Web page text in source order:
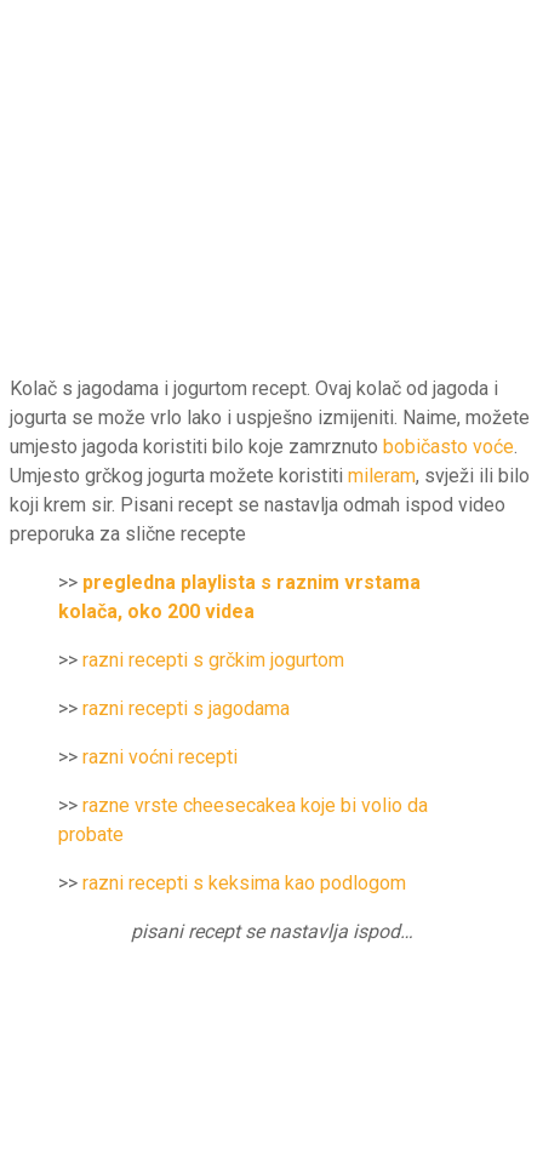
Kolač s jagodama i jogurtom recept. Ovaj kolač od jagoda i
jogurta se može vrlo lako i uspješno izmijeniti. Naime, možete
umjesto jagoda koristiti bilo koje zamrznuto bobičasto voće
Umjesto grčkog jogurta možete koristiti mileram, svježi ili bilo
koji krem sir. Pisani recept se nastavlja odmah ispod video
preporuka za slične recepte
>> pregledna playlista s raznim vrstama
kolača, oko 200 videa
>> razni recepti s grčkim jogurtom
>> razni recepti s jagodama
>> razni voćni recepti
>> razne vrste cheesecakea koje bi volio da
probate
>> razni recepti s keksima kao podlogom
pisani recept se nastavlja ispod…